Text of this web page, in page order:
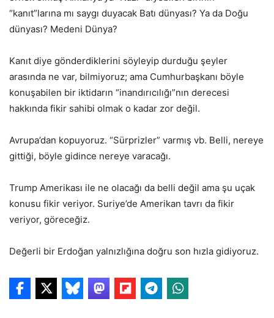
“kanıt”larına mı saygı duyacak Batı dünyası? Ya da Doğu
dünyası? Medeni Dünya?
Kanıt diye gönderdiklerini söyleyip durduğu şeyler
arasında ne var, bilmiyoruz; ama Cumhurbaşkanı böyle
konuşabilen bir iktidarın “inandırıcılığı”nın derecesi
hakkında fikir sahibi olmak o kadar zor değil.
Avrupa’dan kopuyoruz. “Sürprizler” varmış vb. Belli, nereye
gittiği, böyle gidince nereye varacağı.
Trump Amerikası ile ne olacağı da belli değil ama şu uçak
konusu fikir veriyor. Suriye’de Amerikan tavrı da fikir
veriyor, göreceğiz.
Değerli bir Erdoğan yalnızlığına doğru son hızla gidiyoruz.